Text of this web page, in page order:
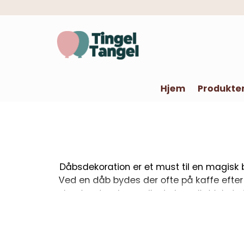
Hjem
Dåbsdekoration er et must til en
Ved en dåb bydes der ofte på kaffe
udendørs i en have eller i et særligt
indendørs og udendørs, og især om